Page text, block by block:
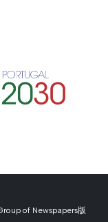
of Newspapers版